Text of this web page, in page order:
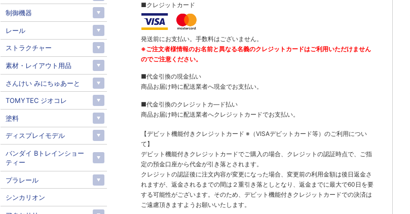
■クレジットカード
発送前にお支払い。手数料はございません。
※ご注文者様情報のお名前と異なる名義のクレジットカードはご利用いただけません
のでご注意ください。
■代金引換の現金払い
商品お届け時に配送業者へ現金でお支払い。
■代金引換のクレジットカ―ド払い
商品お届け時に配送業者へクレジットカードでお支払い。
【デビット機能付きクレジットカード ※（VISAデビットカード等） のご利用につい
て】
デビット機能付きクレジットカードでご購入の場合、クレジットの認証時点で、ご指
定の預金口座から代金が引き落とされます。
クレジットの認証後に注文内容が変更になった場合、変更前の利用金額は後日返金さ
れますが、返金されるまでの間は２重引き落としとなり、返金までに最大で60日を要
する可能性がございます。そのため、デビット機能付きクレジットカードでの決済は
ご遠慮頂きますようお願いいたします。
制御機器
レール
ストラクチャー
素材・レイアウト用品
さんけい みにちゅあーと
TOMYTEC ジオコレ
塗料
ディスプレイモデル
バンダイ Bトレインショー
ティー
プラレール
シンカリオン